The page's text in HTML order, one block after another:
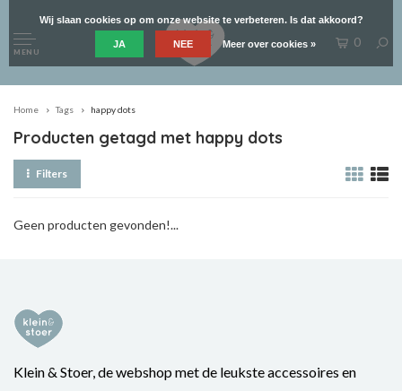
MENU
0
Home Tags happy dots
Producten getagd met happy dots
Filters
Geen producten gevonden!...
Klein & Stoer, de webshop met de leukste accessoires en
Wij slaan cookies op om onze website te verbeteren. Is dat akkoord?
JA NEE Meer over cookies »